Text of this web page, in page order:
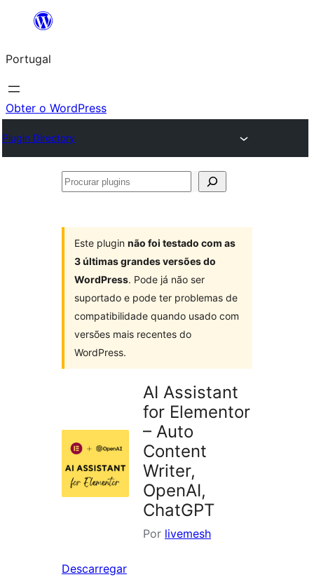
Saltar
o
conteúdo
Portugal
Obter o WordPress
Plugin Directory
Procurar
Este plugin não foi testado com as
3 últimas grandes versões do
WordPress. Pode já não ser
suportado e pode ter problemas de
compatibilidade quando usado com
versões mais recentes do
WordPress.
AI Assistant
for Elementor
– Auto
Content
Writer,
OpenAI,
ChatGPT
Por livemesh
Descarregar